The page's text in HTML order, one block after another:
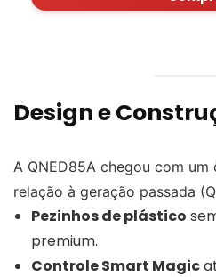
Design e
A QNED85A chegou com um
relação à geração passada
Pezinhos de plástico
premium.
Controle Smart Magic